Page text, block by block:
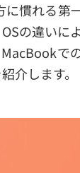
慣れる第
の違いに
で
介します。